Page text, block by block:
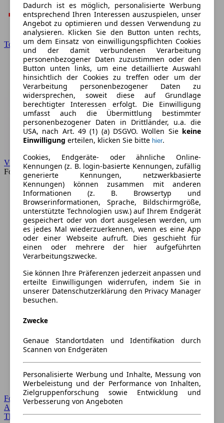
Toyota
VW
Forum
Forum Startseite
Alle Auto-Foren
Themen-Forum
Dadurch ist es möglich, personalisierte Werbung
entsprechend Ihren Interessen auszuspielen, unser
Angebot zu optimieren und dessen Verwendung zu
analysieren. Klicken Sie den Button unten rechts,
um dem Einsatz von einwilligungspflichten Cookies
und der damit verbundenen Verarbeitung
personenbezogener Daten zuzustimmen oder den
Button unten links, um eine detaillierte Auswahl
hinsichtlich der Cookies zu treffen oder um der
Verarbeitung personenbezogener Daten zu
widersprechen, soweit diese auf Grundlage
berechtigter Interessen erfolgt. Die Einwilligung
umfasst auch die Übermittlung bestimmter
personenbezogener Daten in Drittländer, u.a. die
USA, nach Art. 49 (1) (a) DSGVO. Wollen Sie keine
Einwilligung erteilen, klicken Sie bitte hier.
Cookies, Endgeräte- oder ähnliche Online-
Kennungen (z. B. login-basierte Kennungen, zufällig
generierte Kennungen, netzwerkbasierte
Kennungen) können zusammen mit anderen
Informationen (z. B. Browsertyp und
Browserinformationen, Sprache, Bildschirmgröße,
unterstützte Technologien usw.) auf Ihrem Endgerät
gespeichert oder von dort ausgelesen werden, um
es jedes Mal wiederzuerkennen, wenn es eine App
oder einer Webseite aufruft. Dies geschieht für
einen oder mehrere der hier aufgeführten
Verarbeitungszwecke.
Sie können Ihre Präferenzen jederzeit anpassen und
erteilte Einwilligungen widerrufen, indem Sie in
unserer Datenschutzerklärung den Privacy Manager
besuchen.
Zwecke
Genaue Standortdaten und Identifikation durch
Scannen von Endgeräten
Personalisierte Werbung und Inhalte, Messung von
Werbeleistung und der Performance von Inhalten,
Zielgruppenforschung sowie Entwicklung und
Verbesserung von Angeboten